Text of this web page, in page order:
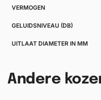
VERMOGEN
GELUIDSNIVEAU (DB)
UITLAAT DIAMETER IN MM
Andere